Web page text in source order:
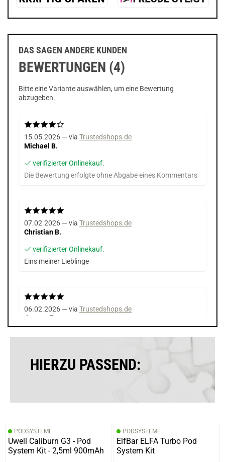
DAS SAGEN ANDERE KUNDEN
BEWERTUNGEN (4)
Bitte eine Variante auswählen, um eine Bewertung
abzugeben.
15.05.2026 — via Trustedshops.de
Michael B.
verifizierter Onlinekauf.
Die Bewertung erfolgte ohne Abgabe eines Kommentars
07.02.2026 — via Trustedshops.de
Christian B.
verifizierter Onlinekauf.
Eins meiner Lieblinge
06.02.2026 — via Trustedshops.de
Joanna P.
verifizierter Onlinekauf.
Christian B.
Nicht zu intensiv, frisch durch das ice
HIERZU PASSEND:
PODSYSTEME
Uwell Caliburn G3 - Pod
System Kit - 2,5ml 900mAh
PODSYSTEME
ElfBar ELFA Turbo Pod
System Kit